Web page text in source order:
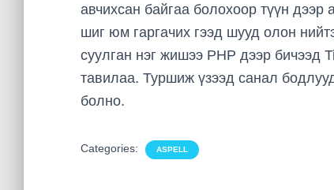
авчихсан байгаа болохоор түүн
шиг юм гаргачих гээд шууд олон
суулган нэг жишээ PHP дээр бичээд
тавилаа. Туршиж үзээд санал
болно.
Categories: ASPELL